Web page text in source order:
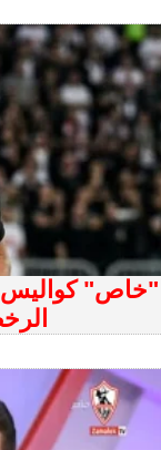
"خاص" كواليس